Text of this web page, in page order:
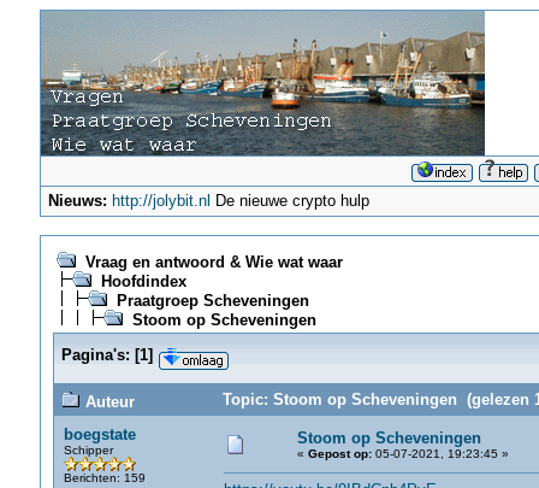
Nieuws: http://jolybit.nl De nieuwe crypto hulp
Vraag en antwoord & Wie wat waar
Hoofdindex
Praatgroep Scheveningen
Stoom op Scheveningen
Pagina's: [1]
Auteur
Topic: Stoom op Scheveningen (gelezen
boegstate
Schipper
Berichten: 159
Stoom op Scheveningen
« Gepost op:05-07-2021, 19:23:45 »